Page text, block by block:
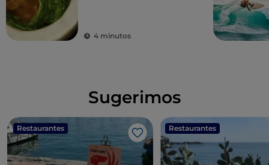
4 minutos
Sugerimos
Restaurantes
Me gusta
Restaurantes